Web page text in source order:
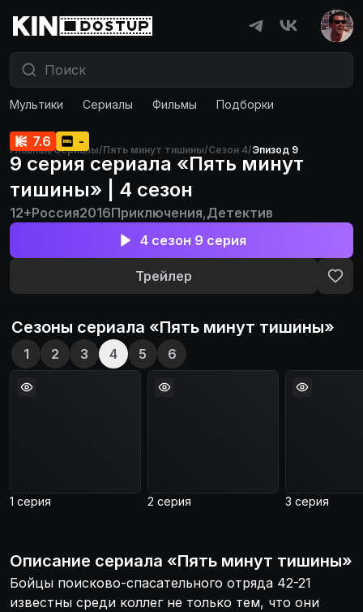
Мультики Сериалы Фильмы Подборки
Главная/Сериалы/Пять минут тишины/Сезон 4/Эпизод 9
7.6 -
9 серия сериала «Пять минут
тишины» | 4 сезон
12+Россия2016Приключения,Детектив
4 сезон 9 серия
Трейлер
Сезоны сериала «Пять минут тишины»
1 2 3 4 5 6
1 серия 2 серия 3 серия
Описание сериала «Пять минут тишины»
Бойцы поисково-спасательного отряда 42-21
известны среди коллег не только тем, что они